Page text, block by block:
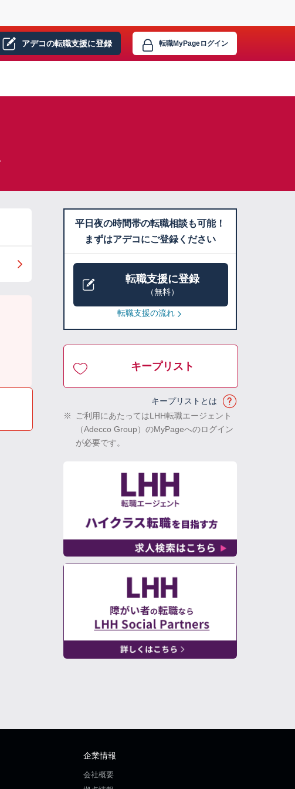
アデコの転職支援に登録 転職MyPageログイン
平日夜の時間帯の転職相談も可能！
まずはアデコにご登録ください
転職支援に登録
（無料）
転職支援の流れ
キープリスト
キープリストとは
※
ご利用にあたってはLHH転職エージェント
（Adecco Group）のMyPageへのログイン
が必要です。
企業情報
会社概要